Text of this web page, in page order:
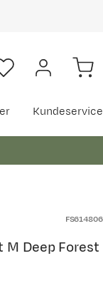
Kundeservice
FS614806
M Deep Forest